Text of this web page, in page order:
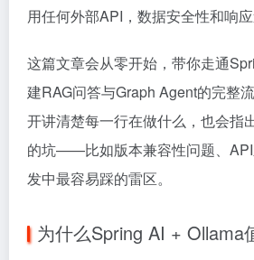
用任何外部API，数据安全性和响应
这篇文章会从零开始，带你走通
建RAG问答与Graph Agent的完整
开讲清楚每一行在做什么，也会指
的坑——比如版本兼容性问题、
发中最容易踩的雷区。
为什么Spring AI + Ollama